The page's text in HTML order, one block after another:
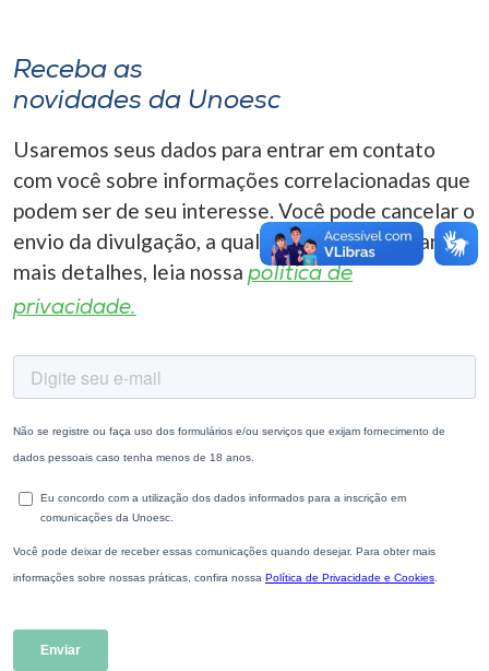
A+
Receba as
novidades da Unoesc
Usaremos seus dados para entrar em contato
com você sobre informações correlacionadas que
podem ser de seu interesse. Você pode cancelar o
envio da divulgação, a qualquer momento. Para
mais detalhes, leia nossa política de
privacidade.